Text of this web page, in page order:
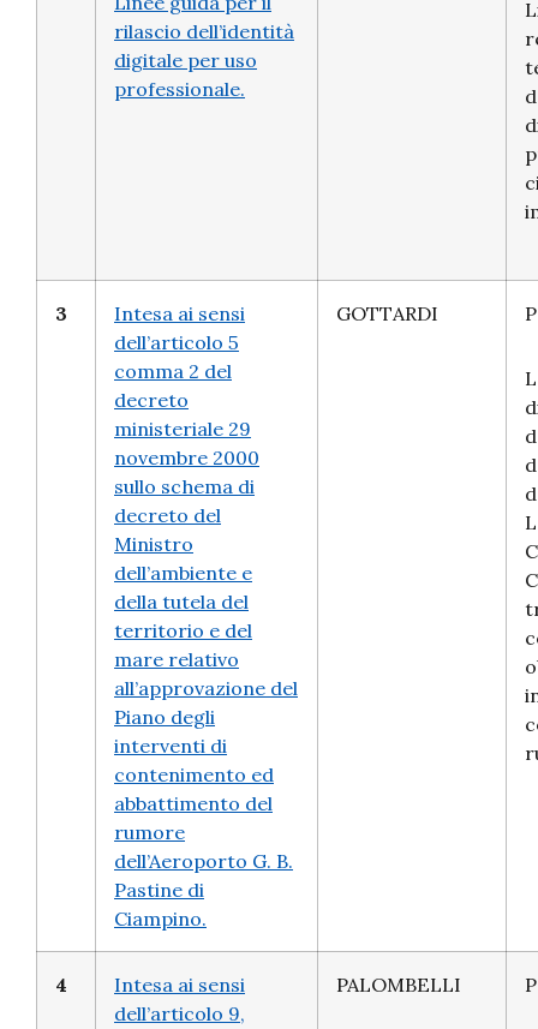
rilascio dell’identità
digitale per uso
professionale.
3
Intesa ai sensi
dell’articolo 5
comma 2 del
decreto
ministeriale 29
novembre 2000
sullo schema di
decreto del
Ministro
dell’ambiente e
della tutela del
territorio e del
mare relativo
all’approvazione del
Piano degli
interventi di
contenimento ed
abbattimento del
rumore
dell’Aeroporto G. B.
Pastine di
Ciampino.
GOTTARDI
4
Intesa ai sensi
dell’articolo 9,
PALOMBELLI